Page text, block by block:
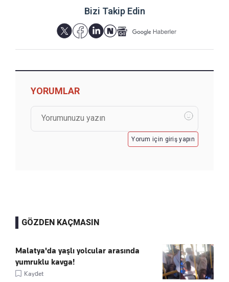
Bizi Takip Edin
YORUMLAR
Yorum için giriş yapın
GÖZDEN KAÇMASIN
Malatya'da yaşlı yolcular arasında
yumruklu kavga!
Kaydet